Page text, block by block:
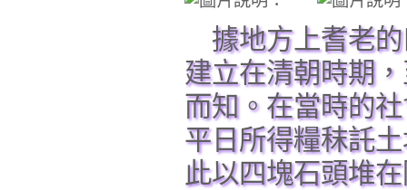
據地方上耆老的
建立在清朝時期
而知。在當時的
平日所得糧秣託
此以四塊石頭堆